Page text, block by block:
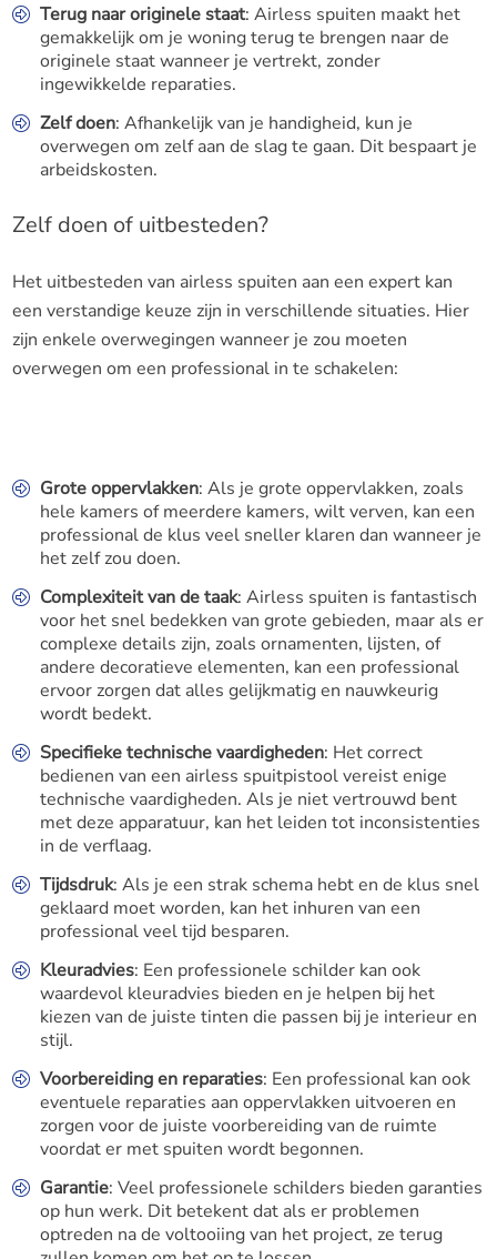
Terug naar originele staat: Airless spuiten maakt het
gemakkelijk om je woning terug te brengen naar de
originele staat wanneer je vertrekt, zonder
ingewikkelde reparaties.
Zelf doen: Afhankelijk van je handigheid, kun je
overwegen om zelf aan de slag te gaan. Dit bespaart je
arbeidskosten.
Zelf doen of uitbesteden?
Het uitbesteden van airless spuiten aan een expert kan
een verstandige keuze zijn in verschillende situaties. Hier
zijn enkele overwegingen wanneer je zou moeten
overwegen om een professional in te schakelen:
Grote oppervlakken: Als je grote oppervlakken, zoals
hele kamers of meerdere kamers, wilt verven, kan een
professional de klus veel sneller klaren dan wanneer je
het zelf zou doen.
Complexiteit van de taak: Airless spuiten is fantastisch
voor het snel bedekken van grote gebieden, maar als er
complexe details zijn, zoals ornamenten, lijsten, of
andere decoratieve elementen, kan een professional
ervoor zorgen dat alles gelijkmatig en nauwkeurig
wordt bedekt.
Specifieke technische vaardigheden: Het correct
bedienen van een airless spuitpistool vereist enige
technische vaardigheden. Als je niet vertrouwd bent
met deze apparatuur, kan het leiden tot inconsistenties
in de verflaag.
Tijdsdruk: Als je een strak schema hebt en de klus snel
geklaard moet worden, kan het inhuren van een
professional veel tijd besparen.
Kleuradvies: Een professionele schilder kan ook
waardevol kleuradvies bieden en je helpen bij het
kiezen van de juiste tinten die passen bij je interieur en
stijl.
Voorbereiding en reparaties: Een professional kan ook
eventuele reparaties aan oppervlakken uitvoeren en
zorgen voor de juiste voorbereiding van de ruimte
voordat er met spuiten wordt begonnen.
Garantie: Veel professionele schilders bieden garanties
op hun werk. Dit betekent dat als er problemen
optreden na de voltooiing van het project, ze terug